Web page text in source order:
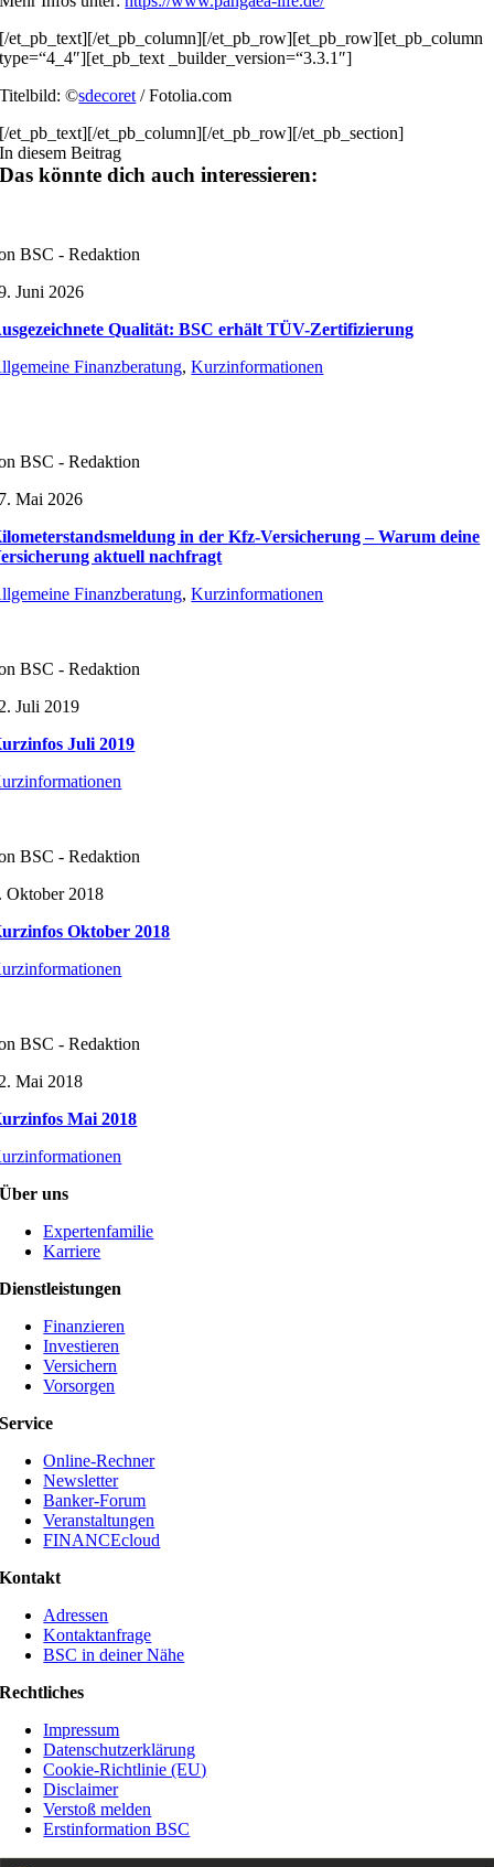
[/et_pb_text][/et_pb_column][/et_pb_row][et_pb_row][et_pb_column
type=“4_4″][et_pb_text _builder_version=“3.3.1″]
Titelbild: ©sdecoret / Fotolia.com
[/et_pb_text][/et_pb_column][/et_pb_row][/et_pb_section]
In diesem Beitrag
Das könnte dich auch interessieren:
BSC - Redaktion
Juni 2026
Qualität: BSC erhält TÜV-Zertifizierung
Finanzberatung,Kurzinformationen
BSC - Redaktion
Mai 2026
in der Kfz-Versicherung – Warum deine
aktuell nachfragt
Finanzberatung,Kurzinformationen
BSC - Redaktion
Juli 2019
Juli 2019
BSC - Redaktion
Oktober 2018
Oktober 2018
BSC - Redaktion
Mai 2018
Mai 2018
Über uns
Expertenfamilie
Karriere
Dienstleistungen
Finanzieren
Investieren
Versichern
Vorsorgen
Service
Online-Rechner
Newsletter
Banker-Forum
Veranstaltungen
FINANCEcloud
Kontakt
Adressen
Kontaktanfrage
BSC in deiner Nähe
Rechtliches
Impressum
Datenschutzerklärung
Cookie-Richtlinie (EU)
Disclaimer
Verstoß melden
Erstinformation BSC